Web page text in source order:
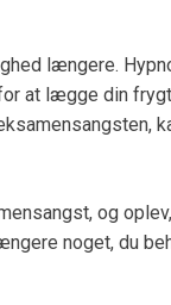
længere.
at lægge din
og
noget, du